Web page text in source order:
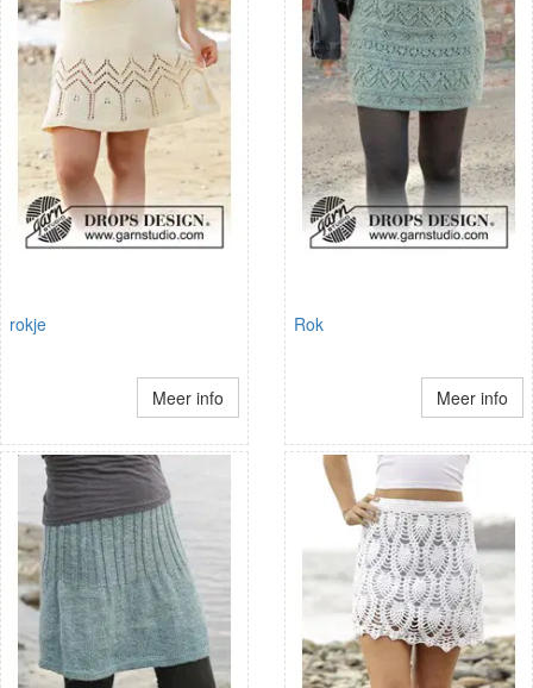
rokje
Meer info
Rok
Meer info